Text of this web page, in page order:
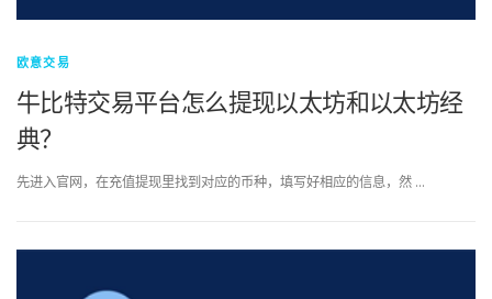
欧意交易
牛比特交易平台怎么提现以太坊和以太坊经
典？
先进入官网，在充值提现里找到对应的币种，填写好相应的信息，然 …